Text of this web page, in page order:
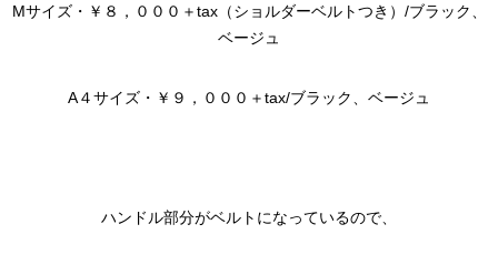
Mサイズ・￥８，０００＋tax（ショルダーベルトつき）/ブラック、
ベージュ
A４サイズ・￥９，０００＋tax/ブラック、ベージュ
ハンドル部分がベルトになっているので、